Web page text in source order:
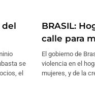
del
se
el
BRASIL:
calle para
El gobierno de
violencia en el
mujeres, y de la